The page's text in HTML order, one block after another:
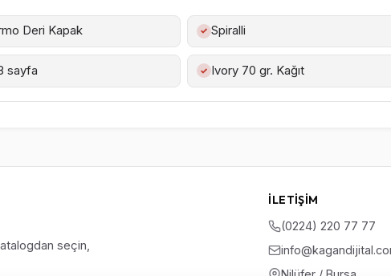
Deri Kapak ✓ Spiralli
sayfa ✓ Ivory 70 gr. Kağıt
seçin,
İLETIŞIM
(0224) 220 77 77